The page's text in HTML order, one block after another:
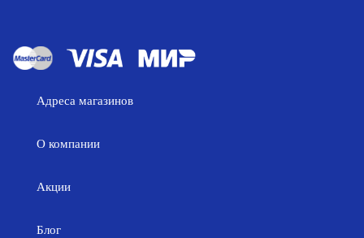
Адреса магазинов
О компании
Акции
Блог